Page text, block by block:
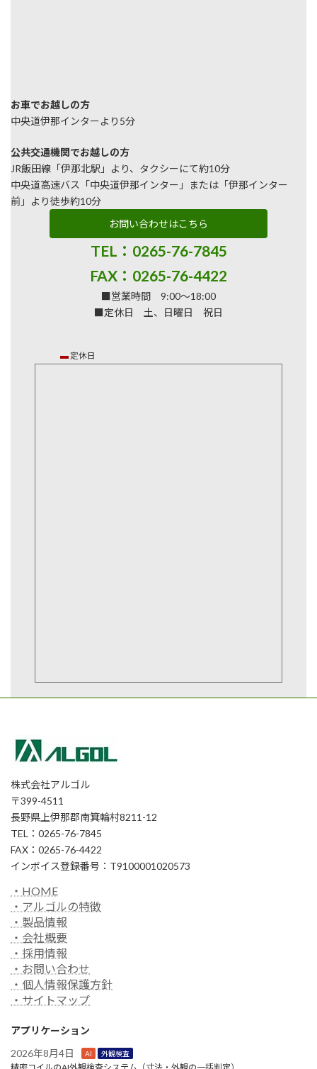
お車でお越しの方
中央道伊那インターより5分
公共交通機関でお越しの方
JR飯田線「伊那北駅」より、タクシーにて約10分
中央道高速バス「中央道伊那インター」または「伊那インター
前」より徒歩約10分
お問い合わせはこちら
TEL：0265-76-7845
FAX：0265-76-4422
■営業時間 9:00～18:00
■定休日 土、日曜日 祝日
▬ 定休日
株式会社アルゴル
〒399-4511
長野県上伊那郡南箕輪村8211-12
TEL：0265-76-7845
FAX：0265-76-4422
インボイス登録番号：T9100001020573
・HOME
・アルゴルの特徴
・製品情報
・会社概要
・採用情報
・お問い合わせ
・個人情報保護方針
・サイトマップ
アプリケーション
2026年8月4日
AI 外観検査